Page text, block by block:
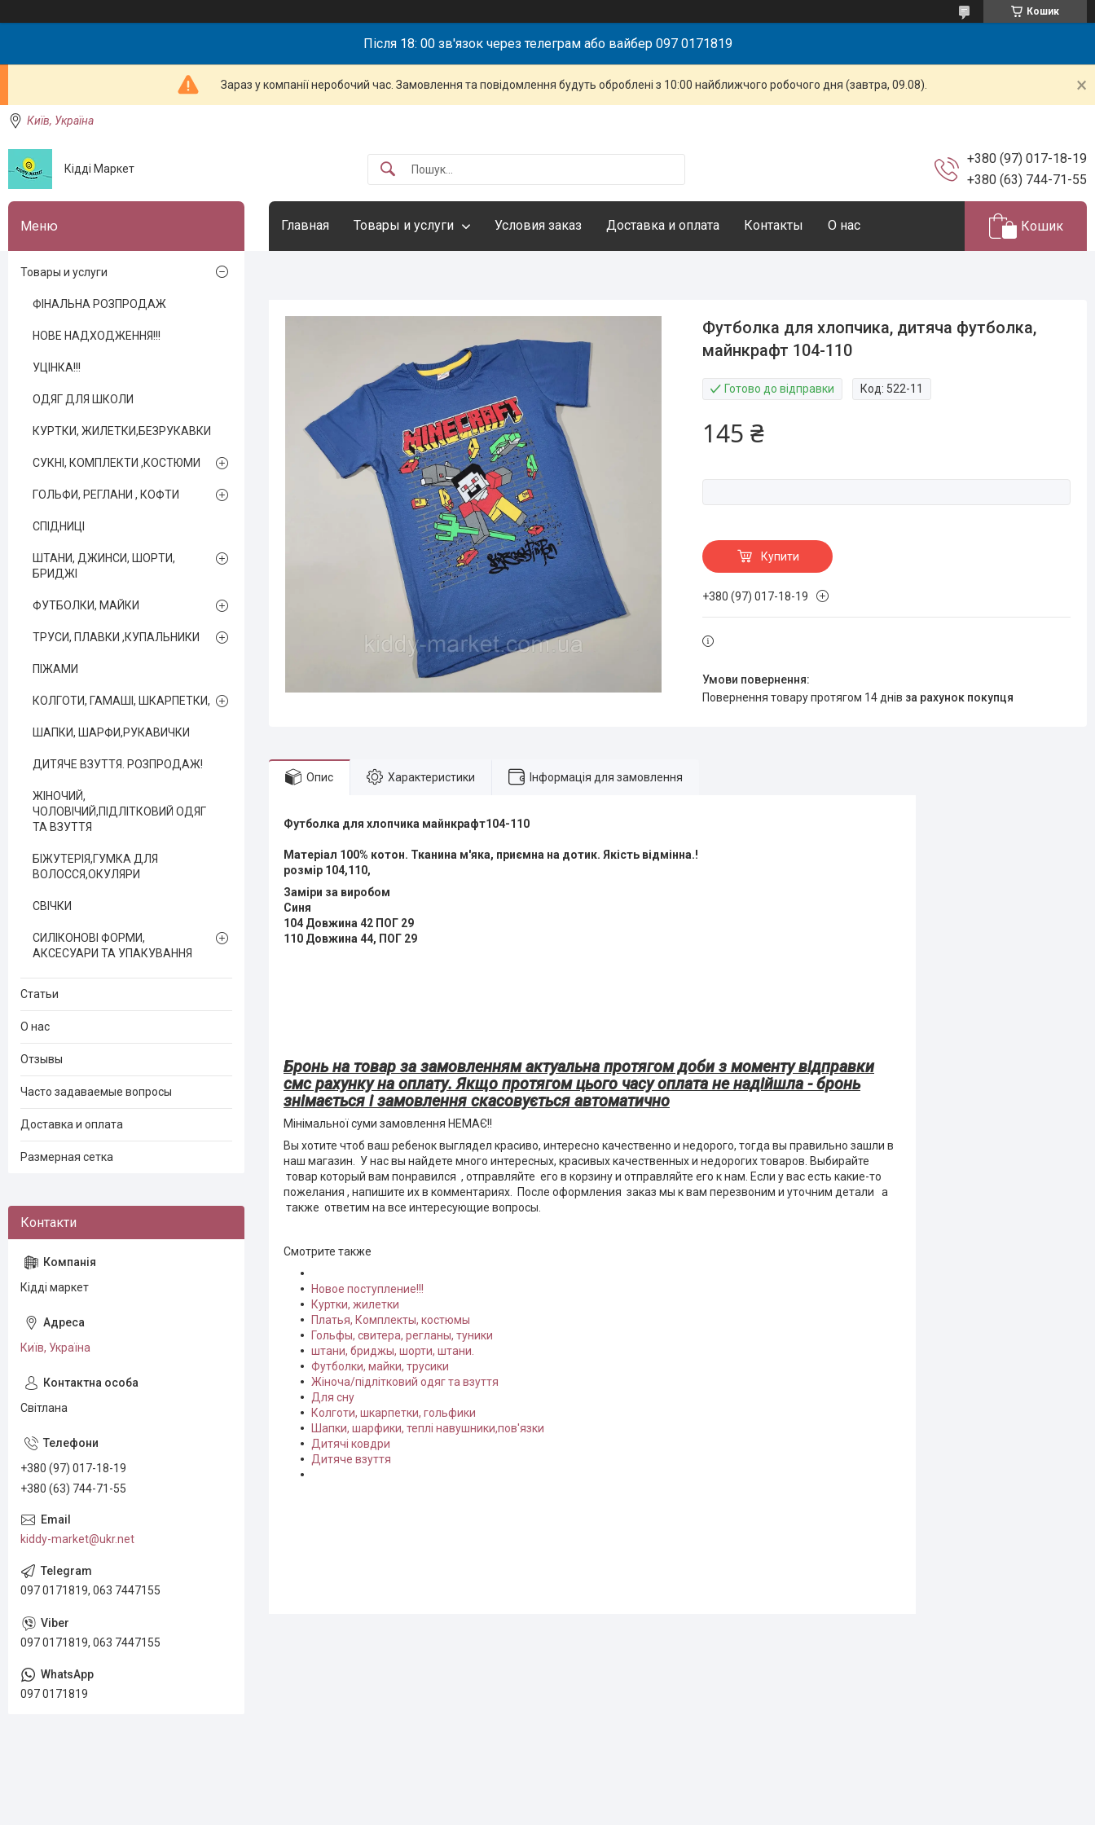
Кошик
Після 18: 00 зв'язок через телеграм або вайбер 097 0171819
Зараз у компанії неробочий час. Замовлення та повідомлення будуть оброблені з 10:00 найближчого робочого дня (завтра, 09.08).
Київ, Україна
Кідді Маркет
+380 (97) 017-18-19
+380 (63) 744-71-55
Главная Товары и услуги Условия заказ Доставка и оплата Контакты О нас Кошик
Футболка для хлопчика, дитяча футболка,
майнкрафт 104-110
Готово до відправки Код: 522-11
145 ₴
Купити
+380 (97) 017-18-19
повернення товару протягом 14 днів за рахунок покупця
Опис Характеристики Інформація для замовлення
Футболка для хлопчика майнкрафт104-110
Матеріал 100% котон. Тканина м'яка, приємна на дотик. Якість відмінна.!
розмір 104,110,
Заміри за виробом
Синя
104 Довжина 42 ПОГ 29
110 Довжина 44, ПОГ 29
Бронь на товар за замовленням актуальна протягом доби з моменту відправки
смс рахунку на оплату. Якщо протягом цього часу оплата не надійшла - бронь
знімається і замовлення скасовується автоматично
Мінімальної суми замовлення НЕМАЄ!!
Вы хотите чтоб ваш ребенок выглядел красиво, интересно качественно и недорого, тогда вы правильно зашли в
наш магазин. У нас вы найдете много интересных, красивых качественных и недорогих товаров. Выбирайте
товар который вам понравился , отправляйте его в корзину и отправляйте его к нам. Если у вас есть какие-то
пожелания , напишите их в комментариях. После оформления заказ мы к вам перезвоним и уточним детали а
также ответим на все интересующие вопросы.
Смотрите также
Новое поступление!!!
Куртки, жилетки
Платья, Комплекты, костюмы
Гольфы, свитера, регланы, туники
штани, бриджы, шорти, штани.
Футболки, майки, трусики
Жіноча/підлітковий одяг та взуття
Для сну
Колготи, шкарпетки, гольфики
Шапки, шарфики, теплі навушники,пов'язки
Дитячі ковдри
Дитяче взуття
Товары и услуги
ФІНАЛЬНА РОЗПРОДАЖ
НОВЕ НАДХОДЖЕННЯ!!!
УЦІНКА!!!
ОДЯГ ДЛЯ ШКОЛИ
КУРТКИ, ЖИЛЕТКИ,БЕЗРУКАВКИ
СУКНІ, КОМПЛЕКТИ ,КОСТЮМИ
ГОЛЬФИ, РЕГЛАНИ , КОФТИ
СПІДНИЦІ
ШТАНИ, ДЖИНСИ, ШОРТИ,
БРИДЖІ
ФУТБОЛКИ, МАЙКИ
ТРУСИ, ПЛАВКИ ,КУПАЛЬНИКИ
ПІЖАМИ
КОЛГОТИ, ГАМАШІ, ШКАРПЕТКИ,
ШАПКИ, ШАРФИ,РУКАВИЧКИ
ДИТЯЧЕ ВЗУТТЯ. РОЗПРОДАЖ!
ЖІНОЧИЙ,
ЧОЛОВІЧИЙ,ПІДЛІТКОВИЙ ОДЯГ
ТА ВЗУТТЯ
БІЖУТЕРІЯ,ГУМКА ДЛЯ
ВОЛОССЯ,ОКУЛЯРИ
СВІЧКИ
СИЛІКОНОВІ ФОРМИ,
АКСЕСУАРИ ТА УПАКУВАННЯ
Статьи
О нас
Отзывы
Часто задаваемые вопросы
Доставка и оплата
Размерная сетка
Кідді маркет
Київ, Україна
Світлана
+380 (97) 017-18-19
+380 (63) 744-71-55
kiddy-market@ukr.net
097 0171819, 063 7447155
097 0171819, 063 7447155
097 0171819